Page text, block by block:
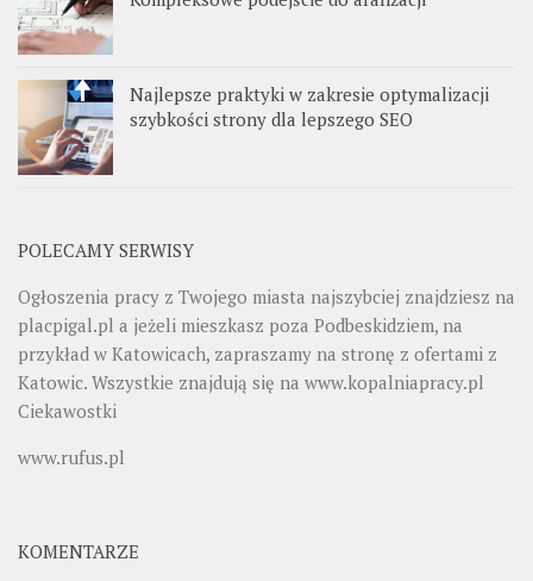
Najlepsze praktyki w zakresie optymalizacji
szybkości strony dla lepszego SEO
POLECAMY SERWISY
Ogłoszenia pracy z Twojego miasta najszybciej znajdziesz na
placpigal.pl a jeżeli mieszkasz poza Podbeskidziem, na
przykład w Katowicach, zapraszamy na stronę z ofertami z
Katowic. Wszystkie znajdują się na www.kopalniapracy.pl
Ciekawostki
www.rufus.pl
KOMENTARZE